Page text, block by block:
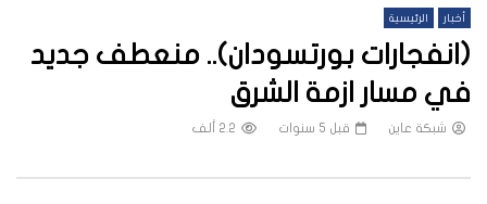
أخبار الرئيسية
(انفجارات بورتسودان).. منعطف جديد
في مسار ازمة الشرق
شبكة عاين قبل 5 سنوات 2.2 ألف